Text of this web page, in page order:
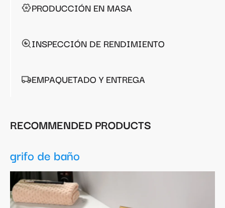
PRODUCCIÓN EN MASA
INSPECCIÓN DE RENDIMIENTO
EMPAQUETADO Y ENTREGA
RECOMMENDED PRODUCTS
grifo de baño